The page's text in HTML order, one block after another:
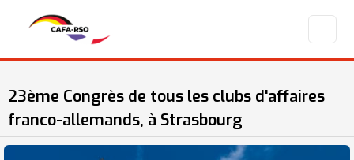
23ème Congrès de tous les clubs d'affaires
franco-allemands, à Strasbourg